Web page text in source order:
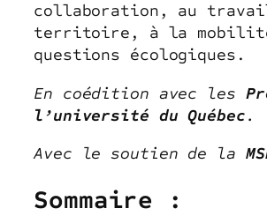
collaboration, au
territoire, à la
questions écologiques.
En coédition avec les
l’université du Québec.
Avec le soutien de la
Sommaire :